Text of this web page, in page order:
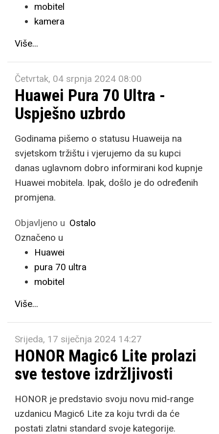
mobitel
kamera
Više...
Četvrtak, 04 srpnja 2024 08:00
Huawei Pura 70 Ultra -
Uspješno uzbrdo
Godinama pišemo o statusu Huaweija na
svjetskom tržištu i vjerujemo da su kupci
danas uglavnom dobro informirani kod kupnje
Huawei mobitela. Ipak, došlo je do određenih
promjena.
Objavljeno u Ostalo
Označeno u
Huawei
pura 70 ultra
mobitel
Više...
Srijeda, 17 siječnja 2024 14:27
HONOR Magic6 Lite prolazi
sve testove izdržljivosti
HONOR je predstavio svoju novu mid-range
uzdanicu Magic6 Lite za koju tvrdi da će
postati zlatni standard svoje kategorije.